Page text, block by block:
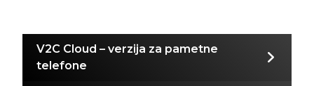
V2C Cloud – verzija za pametne
telefone